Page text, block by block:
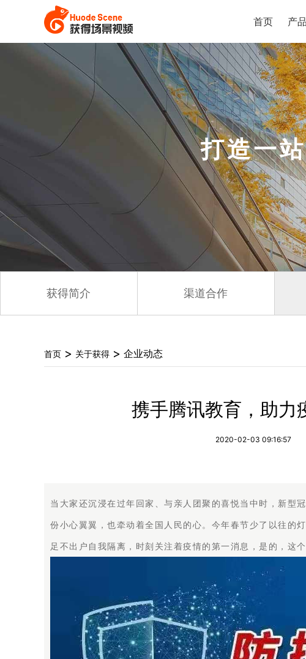
首页 产品
打造一
获得简介 渠道合作
首页 > 关于获得 > 企业动态
携手腾讯教育，助力
2020-02-03 09:16:57
当大家还沉浸在过年回家、与亲人团聚的喜悦当中时，新型
份小心翼翼，也牵动着全国人民的心。今年春节少了以往的
足不出户自我隔离，时刻关注着疫情的第一消息，是的，这